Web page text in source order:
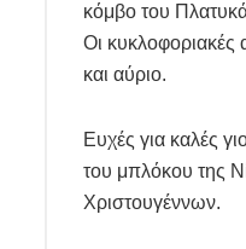
κόμβο του
Οι κυκλοφοριακές
και αύριο.
Ευχές για καλές
του μπλόκου της
Χριστουγέννων.